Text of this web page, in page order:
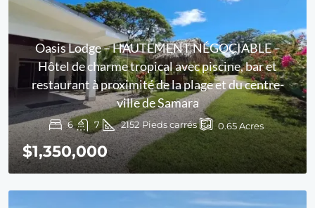
Oasis Lodge – HAUTEMENT NÉGOCIABLE –
Hôtel de charme tropical avec piscine, bar et
restaurant à proximité de la plage et du centre-
ville de Samara
6 7 2152 Pieds carrés 0.65Acres
$1,350,000